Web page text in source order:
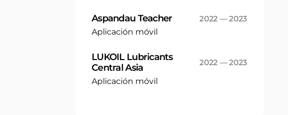
Aspandau Teacher
2022 — 2023
Aplicación móvil
LUKOIL Lubricants
Central Asia
2022 — 2023
Aplicación móvil